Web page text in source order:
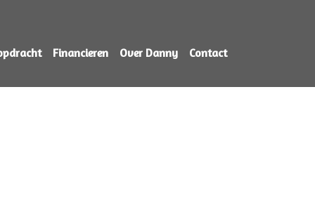
Financieren Over Danny Contact